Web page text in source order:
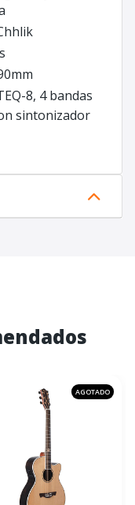
8, 4 bandas
sintonizador
AGOTADO